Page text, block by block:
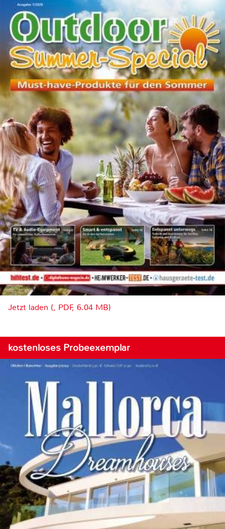
Jetzt laden (, PDF, 6.04 MB)
kostenloses Probeexemplar